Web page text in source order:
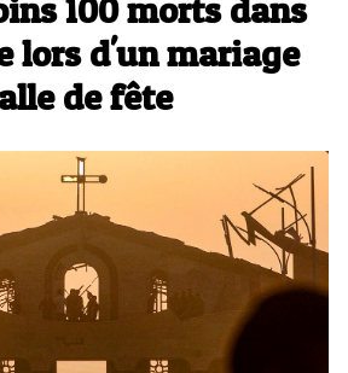
100 morts dans
lors d'un mariage
de fête